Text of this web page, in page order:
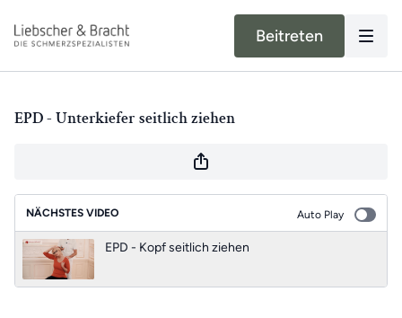
Beitreten
EPD - Unterkiefer seitlich ziehen
NÄCHSTES VIDEO Auto Play
EPD - Kopf seitlich ziehen